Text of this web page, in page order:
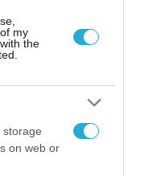
my
the
storage
on web or
όσους
το ποσό της
στον
είχαν υποβάλει
έως τις
20 Μαΐου